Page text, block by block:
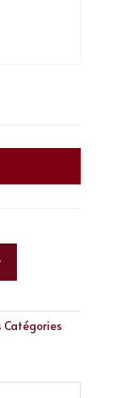
Catégories